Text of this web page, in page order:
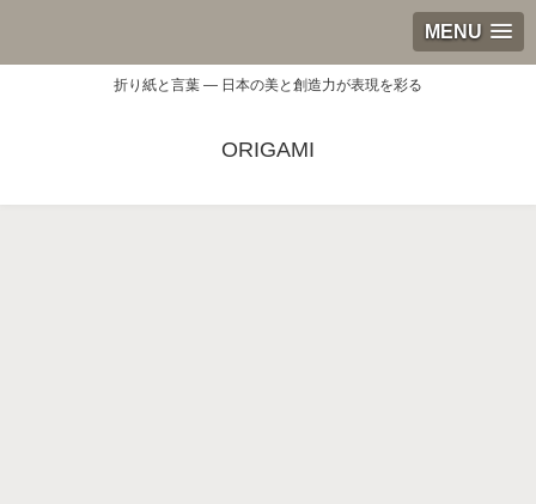
MENU
折り紙と言葉 — 日本の美と創造力が表現を彩る
ORIGAMI